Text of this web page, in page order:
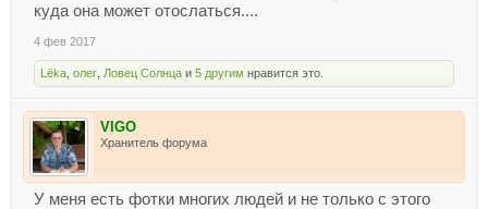
куда она может отослаться....
4 фев 2017
Lёka олег Ловец Солнца и 5 другим нравится это.
VIGO
Хранитель форума
У меня есть фотки многих людей и не только с этого